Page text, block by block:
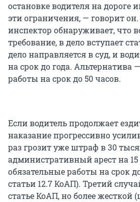
остановке водителя на дороге
эти ограничения, — говорит
инспектор обнаруживает, что
требование, в дело вступает
дело направляется в суд, и
на срок до года. Альтернатива
работы на срок до 50 часов.
Если водитель продолжает
наказание прогрессивно
раз грозит уже штраф в 30
административный арест на 15
обязательные работы на срок
статьи 12.7 КоАП). Третий
статье КоАП, но более жесткой